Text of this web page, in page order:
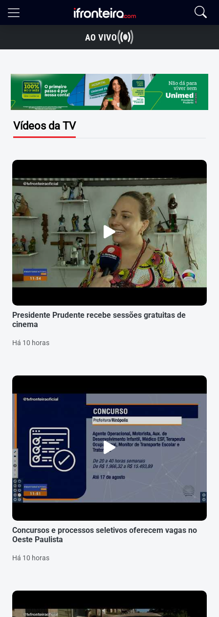
AO VIVO
Vídeos da TV
Presidente Prudente recebe sessões gratuitas de
cinema
Há 10 horas
Concursos e processos seletivos oferecem vagas no
Oeste Paulista
Há 10 horas